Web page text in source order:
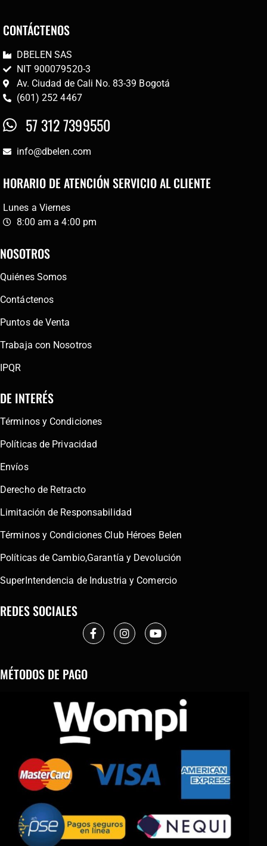
CONTÁCTENOS
DBELEN SAS
NIT 900079520-3
Av. Ciudad de Cali No. 83-39 Bogotá
(601) 252 4467
57 312 7399550
info@dbelen.com
HORARIO DE ATENCIÓN SERVICIO AL CLIENTE
Lunes a Viernes
8:00 am a 4:00 pm
NOSOTROS
Quiénes Somos
Contáctenos
Puntos de Venta
Trabaja con Nosotros
IPQR
DE INTERÉS
Términos y Condiciones
Políticas de Privacidad
Envíos
Derecho de Retracto
Limitación de Responsabilidad
Términos y Condiciones Club Héroes Belen
Políticas de Cambio,Garantía y Devolución
SuperIntendencia de Industria y Comercio
REDES SOCIALES
MÉTODOS DE PAGO